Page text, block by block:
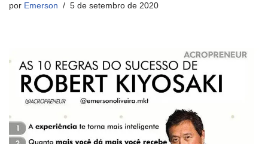
por Emerson 5 de setembro de 2020